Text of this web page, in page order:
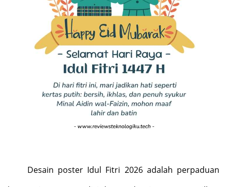
Desain poster Idul Fitri 2026 adalah perpaduan